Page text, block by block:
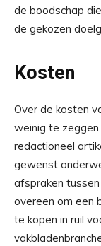
de boodschap
de gekozen
Kosten
Over de kosten
weinig te
redactioneel
gewenst
afspraken
overeen om een
te kopen in ruil